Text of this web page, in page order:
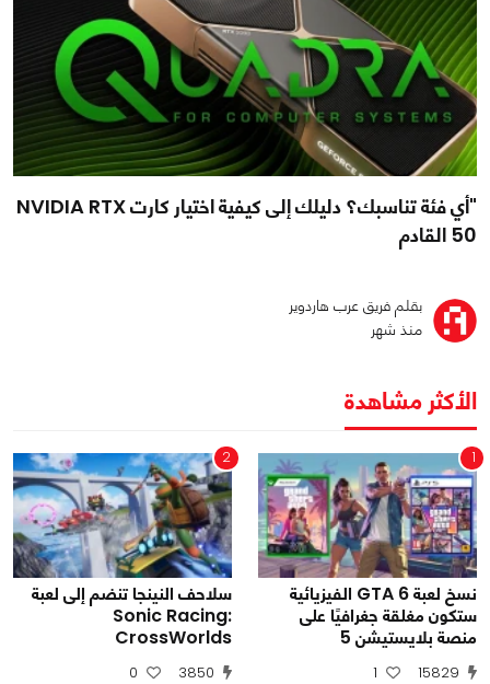
"أي فئة تناسبك؟ دليلك إلى كيفية اختيار كارت NVIDIA RTX
50 القادم
بقلم فريق عرب هاردوير
منذ شهر
الأكثر مشاهدة
1
نسخ لعبة GTA 6 الفيزيائية
ستكون مغلقة جغرافيًا على
منصة بلايستيشن 5
15829
1
2
سلاحف النينجا تنضم إلى لعبة
Sonic Racing:
CrossWorlds
3850
0